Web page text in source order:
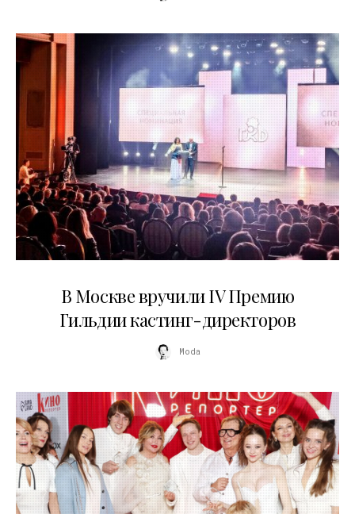
В Москве вручили IV Премию
Гильдии кастинг-директоров
Moda